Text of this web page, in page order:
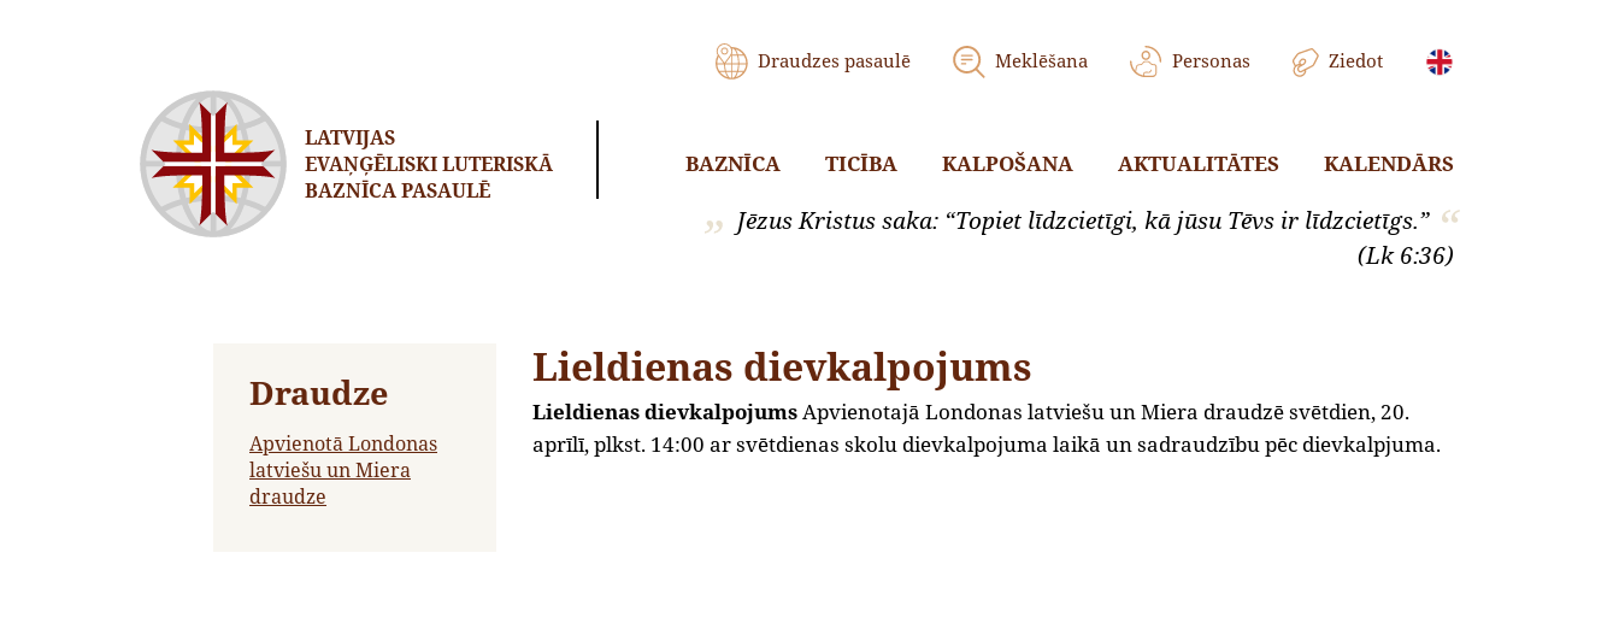
LATVIJAS
EVAŅĢĒLISKI LUTERISKĀ
BAZNĪCA PASAULĒ
Draudzes pasaulē Meklēšana Personas Ziedot
BAZNĪCA TICĪBA KALPOŠANA AKTUALITĀTES KALENDĀRS
Jēzus Kristus saka: “Topiet līdzcietīgi, kā jūsu Tēvs ir līdzcietīgs.”
(Lk 6:36)
Draudze
Apvienotā Londonas
latviešu un Miera
draudze
Lieldienas dievkalpojums
Lieldienas dievkalpojumsApvienotajā Londonas latviešu un Miera draudzē svētdien, 20.
aprīlī, plkst. 14:00 ar svētdienas skolu dievkalpojuma laikā un sadraudzību pēc dievkalpjuma.